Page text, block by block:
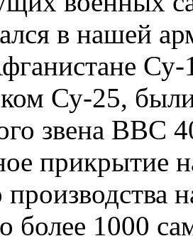
в нашей
Су-
Су-25,
звена ВВС
прикрытие
производства
более 1000